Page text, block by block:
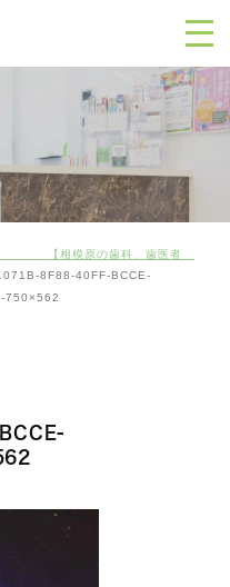
【相模原の歯科、歯医者
8F88-40FF-BCCE-
750×562